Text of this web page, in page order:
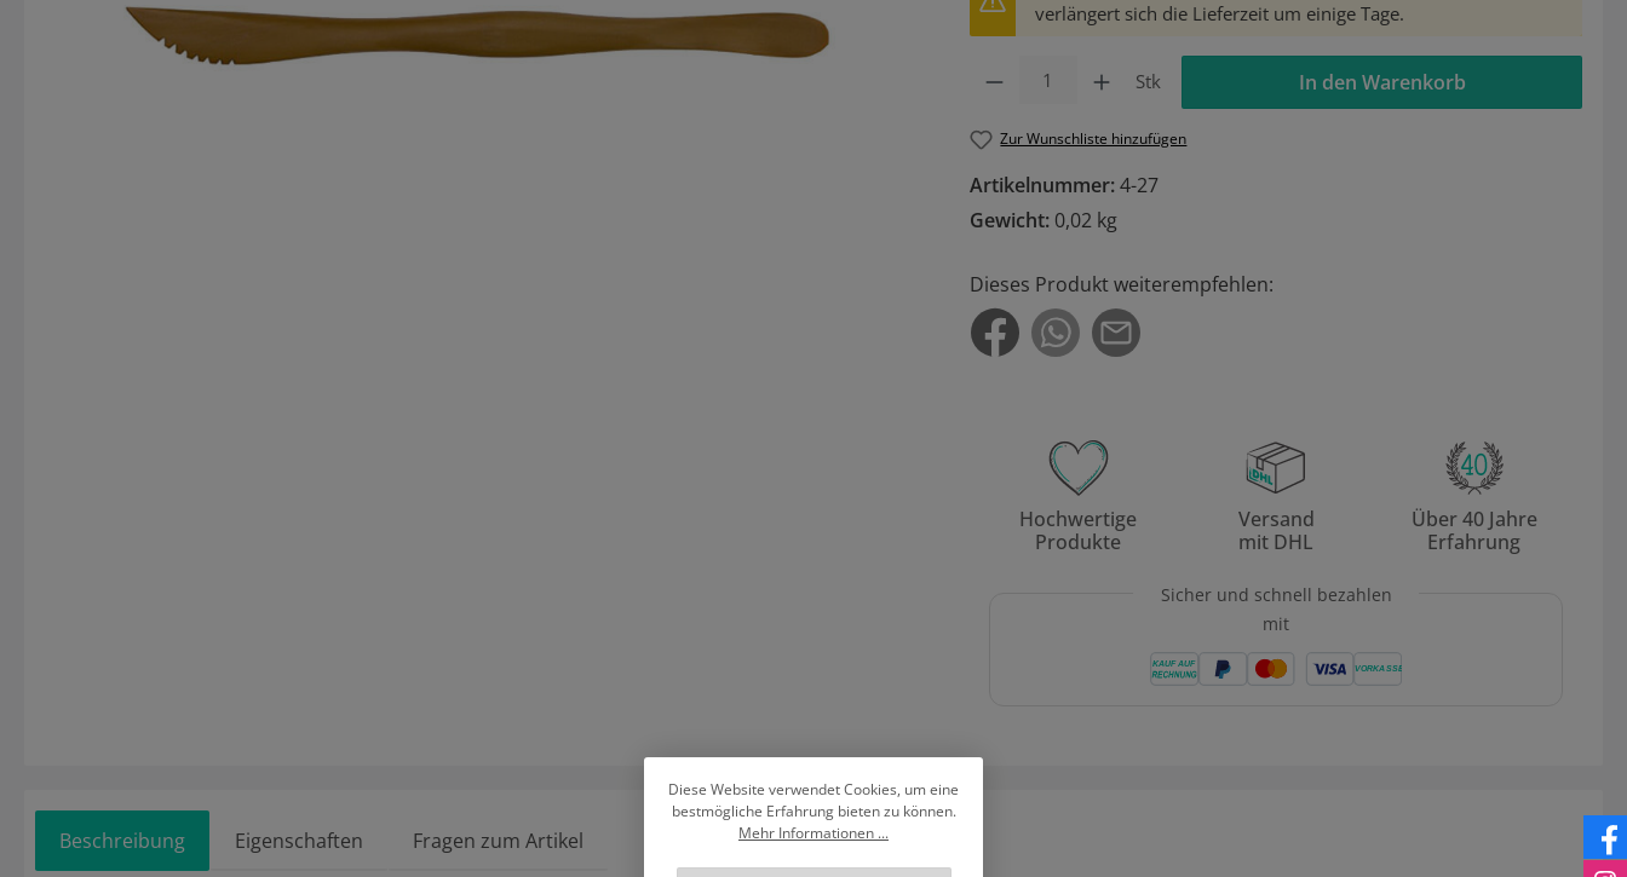
verlängert sich die Lieferzeit um einige Tage.
Stk In den Warenkorb
Zur Wunschliste hinzufügen
Artikelnummer:4-27
Gewicht: 0,02 kg
Dieses Produkt weiterempfehlen:
Hochwertige
Produkte
Versand
mit DHL
Über 40 Jahre
Erfahrung
Sicher und schnell bezahlen
mit
Beschreibung Eigenschaften Fragen zum Artikel
Diese Website verwendet Cookies, um eine
bestmögliche Erfahrung bieten zu können.
Mehr Informationen ...